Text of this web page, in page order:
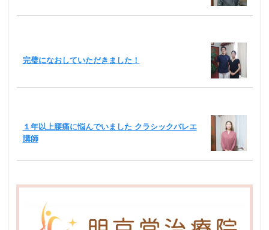
完璧になおしていただきました！
１年以上腰痛に悩んでいました クラシックバレエ
講師